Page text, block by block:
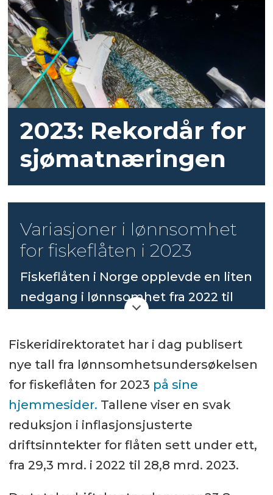
2023: Rekordår for
sjømatnæringen
Variasjoner i lønnsomhet
for fiskeflåten i 2023
Fiskeflåten i Norge opplevde en liten
nedgang i lønnsomhet fra 2022 til
fra 29,3 milliarder til 28,8 milliarder
kroner.
Det var imidlertid store variasjoner
mellom ulike fiskerier og
fartøygrupper, med pelagiske
trålere som opplevde en betydelig
økning i driftsmarginen, mens
bunnfiskeriene samlet sett så en
Fiskeridirektoratet har i dag publisert
nye tall fra lønnsomhetsundersøkelsen
for fiskeflåten for 2023 på sine
hjemmesider. Tallene viser en svak
reduksjon i inflasjonsjusterte
driftsinntekter for flåten sett under ett,
fra 29,3 mrd. i 2022 til 28,8 mrd. 2023.